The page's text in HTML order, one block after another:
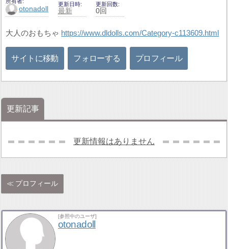
otonadoll
更新日時
最新
更新回数
0回
大人のおもちゃ https://www.dldolls.com/Category-c113609.html
サイトに移動 フォローする プロフィール
更新記事
更新情報はありません
プロフィール
[参照中のユーザ]
otonadoll